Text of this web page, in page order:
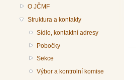
O JČMF
Struktura a kontakty
Sídlo, kontaktní adresy
Pobočky
Sekce
Výbor a kontrolní komise